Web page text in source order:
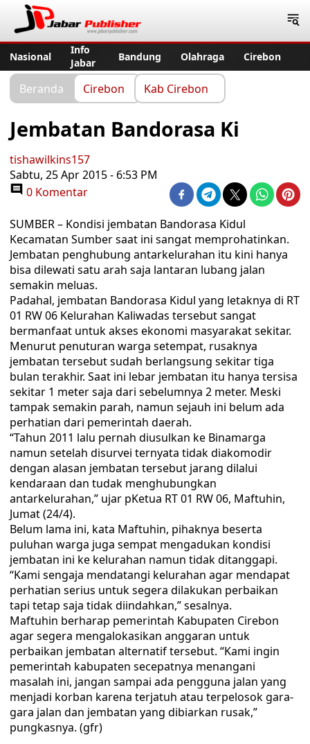
Nasional
Info
Jabar
Bandung Olahraga Cirebon
Beranda Cirebon Kab Cirebon
Jembatan Bandorasa Ki
tishawilkins157
Sabtu, 25 Apr 2015 - 6:53 PM
0 Komentar
SUMBER – Kondisi jembatan Bandorasa Kidul
Kecamatan Sumber saat ini sangat memprohatinkan.
Jembatan penghubung antarkelurahan itu kini hanya
bisa dilewati satu arah saja lantaran lubang jalan
semakin meluas.
Padahal, jembatan Bandorasa Kidul yang letaknya di RT
01 RW 06 Kelurahan Kaliwadas tersebut sangat
bermanfaat untuk akses ekonomi masyarakat sekitar.
Menurut penuturan warga setempat, rusaknya
jembatan tersebut sudah berlangsung sekitar tiga
bulan terakhir. Saat ini lebar jembatan itu hanya tersisa
sekitar 1 meter saja dari sebelumnya 2 meter. Meski
tampak semakin parah, namun sejauh ini belum ada
perhatian dari pemerintah daerah.
“Tahun 2011 lalu pernah diusulkan ke Binamarga
namun setelah disurvei ternyata tidak diakomodir
dengan alasan jembatan tersebut jarang dilalui
kendaraan dan tudak menghubungkan
antarkelurahan,” ujar pKetua RT 01 RW 06, Maftuhin,
Jumat (24/4).
Belum lama ini, kata Maftuhin, pihaknya beserta
puluhan warga juga sempat mengadukan kondisi
jembatan ini ke kelurahan namun tidak ditanggapi.
“Kami sengaja mendatangi kelurahan agar mendapat
perhatian serius untuk segera dilakukan perbaikan
tapi tetap saja tidak diindahkan,” sesalnya.
Maftuhin berharap pemerintah Kabupaten Cirebon
agar segera mengalokasikan anggaran untuk
perbaikan jembatan alternatif tersebut. “Kami ingin
pemerintah kabupaten secepatnya menangani
masalah ini, jangan sampai ada pengguna jalan yang
menjadi korban karena terjatuh atau terpelosok gara-
gara jalan dan jembatan yang dibiarkan rusak,”
pungkasnya. (gfr)